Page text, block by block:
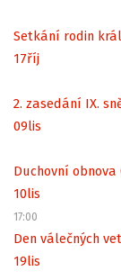
Setkání rodin
17říj
2. zasedání IX.
09lis
Duchovní
10lis
17:00
Den válečných
19lis